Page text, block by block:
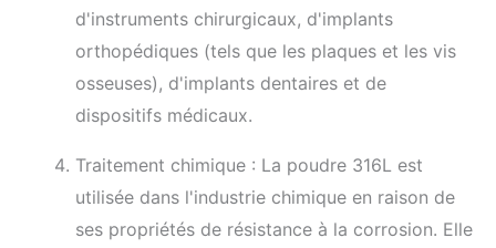
d'instruments chirurgicaux, d'implants
orthopédiques (tels que les plaques et les vis
osseuses), d'implants dentaires et de
dispositifs médicaux.
Traitement chimique : La poudre 316L est
utilisée dans l'industrie chimique en raison de
ses propriétés de résistance à la corrosion. Elle